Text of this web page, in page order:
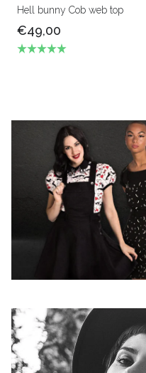
Hell bunny Cob web top
€49,00